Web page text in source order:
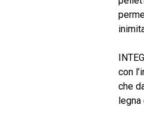
con
che